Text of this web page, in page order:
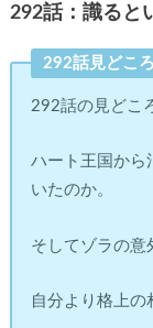
292話：識ると
292話見どころ
292話の見どこ
ハート王国から
いたのか。
そしてゾラの意
自分より格上の